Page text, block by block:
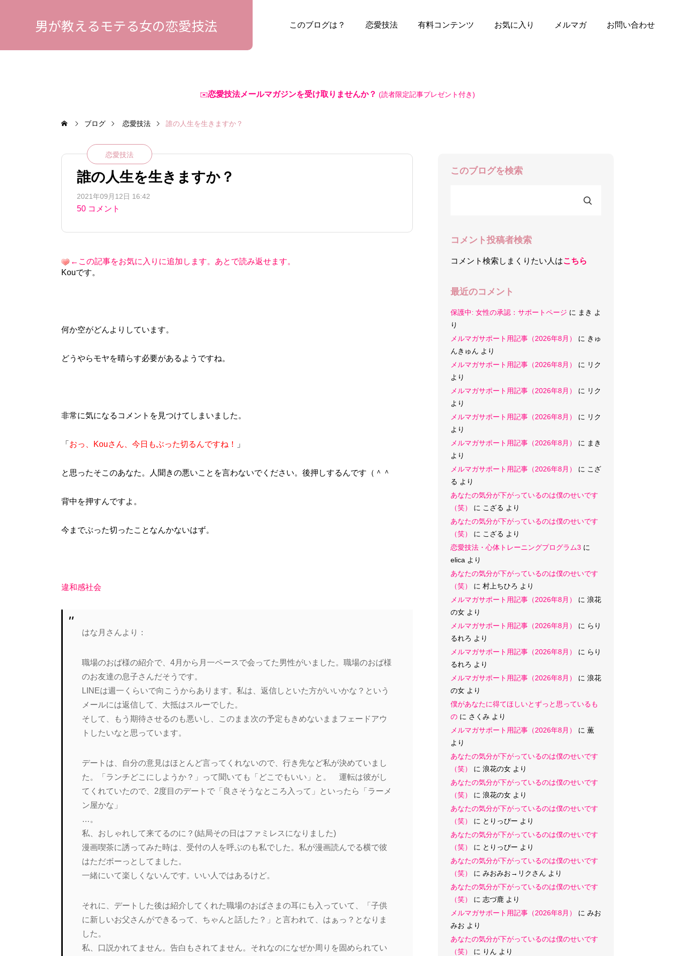
男が教えるモテる女の恋愛技法 このブログは？ 恋愛技法 有料コンテンツ お気に入り メルマガ お問い合わせ
✉️恋愛技法メールマガジンを受け取りませんか？ (読者限定記事プレゼント付き)
ブログ 恋愛技法 誰の人生を生きますか？
恋愛技法
誰の人生を生きますか？
2021年09月12日 16:42
50 コメント
←この記事をお気に入りに追加します。あとで読み返せます。
Kouです。
何か空がどんよりしています。
どうやらモヤを晴らす必要があるようですね。
非常に気になるコメントを見つけてしまいました。
「 おっ、Kouさん、今日もぶった切るんですね！ 」
と思ったそこのあなた。人聞きの悪いことを言わないでください。後押しするんです（＾＾
背中を押すんですよ。
今までぶった切ったことなんかないはず。
違和感社会
はな月さんより：
職場のおば様の紹介で、4月から月一ペースで会ってた男性がいました。職場のおば様
のお友達の息子さんだそうです。
LINEは週一くらいで向こうからあります。私は、返信しといた方がいいかな？という
メールには返信して、大抵はスルーでした。
そして、もう期待させるのも悪いし、このまま次の予定もきめないままフェードアウ
トしたいなと思っています。
デートは、自分の意見はほとんど言ってくれないので、行き先など私が決めていまし
た。「ランチどこにしようか？」って聞いても「どこでもいい」と。 運転は彼がし
てくれていたので、2度目のデートで「良さそうなところ入って」といったら「ラーメ
ン屋かな」
…。
私、おしゃれして来てるのに？(結局その日はファミレスになりました)
漫画喫茶に誘ってみた時は、受付の人を呼ぶのも私でした。私が漫画読んでる横で彼
はただボーっとしてました。
一緒にいて楽しくないんです。いい人ではあるけど。
それに、デートした後は紹介してくれた職場のおばさまの耳にも入っていて、「子供
に新しいお父さんができるって、ちゃんと話した？」と言われて、はぁっ？となりま
した。
私、口説かれてません。告白もされてません。それなのになぜか周りを固められてい
このブログを検索
コメント投稿者検索
コメント検索しまくりたい人はこちら
最近のコメント
保護中: 女性の承認：サポートページ に まき よ
り
メルマガサポート用記事（2026年8月）
に きゅ
んきゅん より
メルマガサポート用記事（2026年8月）
に リク
より
メルマガサポート用記事（2026年8月）
に リク
より
メルマガサポート用記事（2026年8月）
に リク
より
メルマガサポート用記事（2026年8月）
に まき
より
メルマガサポート用記事（2026年8月）
に こざ
る より
あなたの気分が下がっているのは僕のせいです
（笑）
に こざる より
あなたの気分が下がっているのは僕のせいです
（笑）
に こざる より
恋愛技法・心体トレーニングプログラム3 に
elica より
あなたの気分が下がっているのは僕のせいです
（笑）
に 村上ちひろ より
メルマガサポート用記事（2026年8月）
に 浪花
の女 より
メルマガサポート用記事（2026年8月）
に らり
るれろ より
メルマガサポート用記事（2026年8月）
に らり
るれろ より
メルマガサポート用記事（2026年8月）
に 浪花
の女 より
僕があなたに得てほしいとずっと思っているも
の に さくみ より
メルマガサポート用記事（2026年8月）
に 薫
より
あなたの気分が下がっているのは僕のせいです
（笑）
に 浪花の女 より
あなたの気分が下がっているのは僕のせいです
（笑）
に 浪花の女 より
あなたの気分が下がっているのは僕のせいです
（笑）
に とりっぴー より
あなたの気分が下がっているのは僕のせいです
（笑）
に とりっぴー より
あなたの気分が下がっているのは僕のせいです
（笑）
に みおみお→リクさん より
あなたの気分が下がっているのは僕のせいです
（笑）
に 志づ鹿 より
メルマガサポート用記事（2026年8月）
に みお
みお より
あなたの気分が下がっているのは僕のせいです
（笑）
に りん より